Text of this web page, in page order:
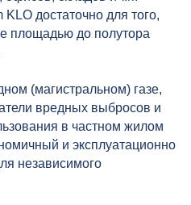
достаточно для того,
площадью до полутора
(магистральном) газе,
вредных выбросов и
в частном жилом
и эксплуатационно
независимого